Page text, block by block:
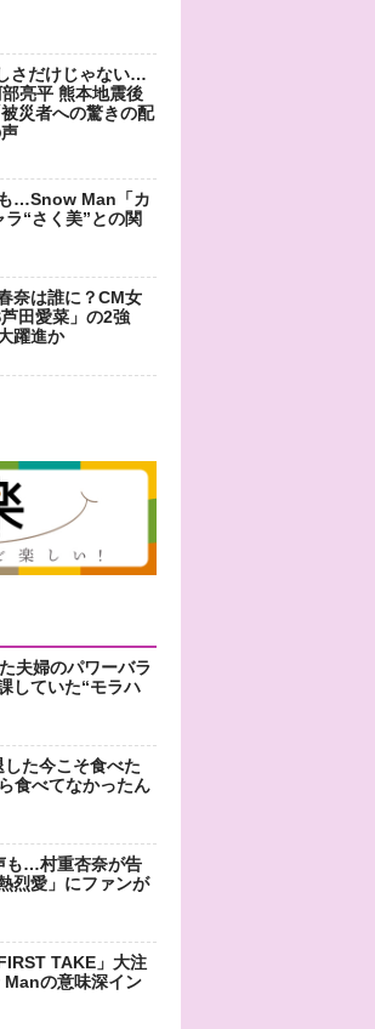
さだけじゃない…
亮平 熊本地震後
災者への驚きの配
…Snow Man「カ
“さく美”との関
奈は誰に？CM女
田愛菜」の2強
躍進か
夫婦のパワーバラ
していた“モラハ
た今こそ食べた
食べてなかったん
も…村重杏奈が告
烈愛」にファンが
TAKE」大注
Manの意味深イン